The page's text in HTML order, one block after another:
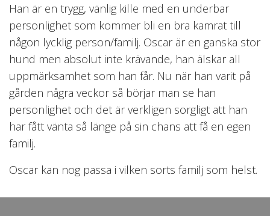
Han är en trygg, vänlig kille med en underbar
personlighet som kommer bli en bra kamrat till
någon lycklig person/familj. Oscar är en ganska stor
hund men absolut inte krävande, han älskar all
uppmärksamhet som han får. Nu när han varit på
gården några veckor så börjar man se han
personlighet och det är verkligen sorgligt att han
har fått vänta så länge på sin chans att få en egen
familj.
Oscar kan nog passa i vilken sorts familj som helst.